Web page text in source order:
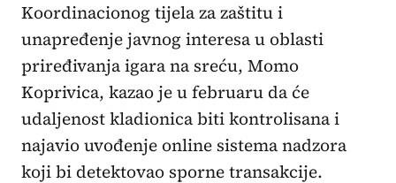
Koordinacionog tijela za zaštitu i
unapređenje javnog interesa u oblasti
priređivanja igara na sreću, Momo
Koprivica, kazao je u februaru da će
udaljenost kladionica biti kontrolisana i
najavio uvođenje online sistema nadzora
koji bi detektovao sporne transakcije.